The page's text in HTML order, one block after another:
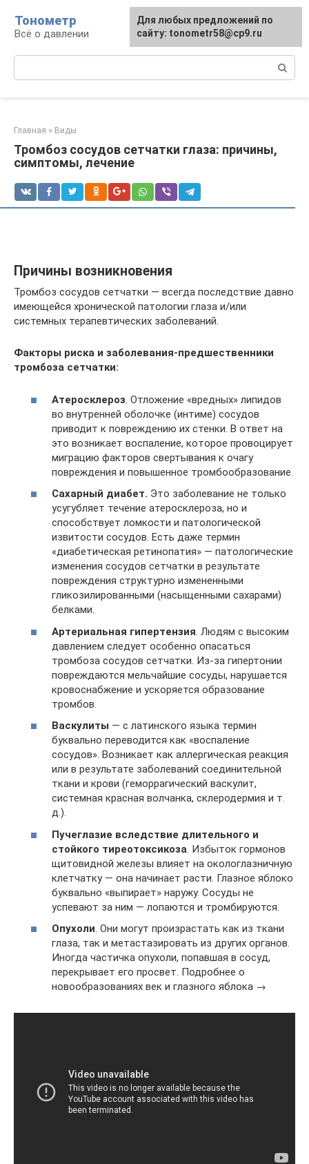
контенту
Тонометр
Всё о давлении
Главная » Виды
Тромбоз сосудов сетчатки глаза: причины,
симптомы, лечение
Причины возникновения
Тромбоз сосудов сетчатки — всегда последствие давно
имеющейся хронической патологии глаза и/или
системных терапевтических заболеваний.
Факторы риска и заболевания-предшественники
тромбоза сетчатки:
Атеросклероз . Отложение «вредных» липидов
во внутренней оболочке (интиме) сосудов
приводит к повреждению их стенки. В ответ на
это возникает воспаление, которое провоцирует
миграцию факторов свертывания к очагу
повреждения и повышенное тромбообразование.
Сахарный диабет. Это заболевание не только
усугубляет течение атеросклероза, но и
способствует ломкости и патологической
извитости сосудов. Есть даже термин
«диабетическая ретинопатия» — патологические
изменения сосудов сетчатки в результате
повреждения структурно измененными
гликозилированными (насыщенными сахарами)
белками.
Артериальная гипертензия . Людям с высоким
давлением следует особенно опасаться
тромбоза сосудов сетчатки. Из-за гипертонии
повреждаются мельчайшие сосуды, нарушается
кровоснабжение и ускоряется образование
тромбов.
Васкулиты — с латинского языка термин
буквально переводится как «воспаление
сосудов». Возникает как аллергическая реакция
или в результате заболеваний соединительной
ткани и крови (геморрагический васкулит,
системная красная волчанка, склеродермия и т.
д.).
Пучеглазие вследствие длительного и
стойкого тиреотоксикоза . Избыток гормонов
щитовидной железы влияет на окологлазничную
клетчатку — она начинает расти. Глазное яблоко
буквально «выпирает» наружу. Сосуды не
успевают за ним — лопаются и тромбируются.
Опухоли. Они могут произрастать как из ткани
глаза, так и метастазировать из других органов.
Иногда частичка опухоли, попавшая в сосуд,
перекрывает его просвет. Подробнее о
новообразованиях век и глазного яблока →
Для любых предложений по
сайту: tonometr58@cp9.ru
Для любых предложений по
сайту: tonometr58@cp9.ru